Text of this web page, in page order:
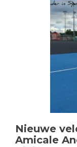
Nieuwe
Amicale